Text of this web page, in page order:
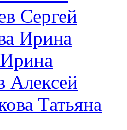
Сергей
Ирина
Алексей
Татьяна